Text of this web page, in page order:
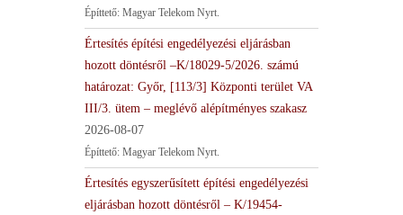
Építtető: Magyar Telekom Nyrt.
Értesítés építési engedélyezési eljárásban
hozott döntésről –K/18029-5/2026. számú
határozat: Győr, [113/3] Központi terület VA
III/3. ütem – meglévő alépítményes szakasz
2026-08-07
Építtető: Magyar Telekom Nyrt.
Értesítés egyszerűsített építési engedélyezési
eljárásban hozott döntésről – K/19454-